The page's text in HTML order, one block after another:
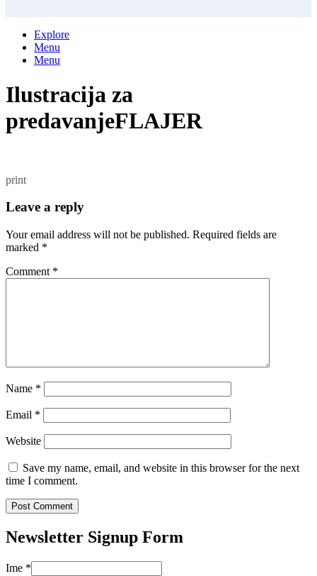
Explore
Menu
Menu
Ilustracija za
predavanjeFLAJER
print
Leave a reply
Your email address will not be published. Required fields are
marked *
Comment *
Name *
Email *
Website
Save my name, email, and website in this browser for the next
time I comment.
Newsletter Signup Form
Ime *